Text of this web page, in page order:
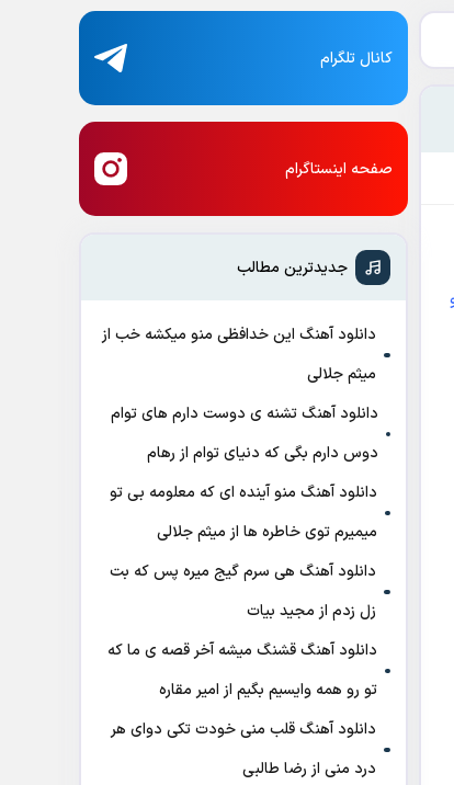
کانال تلگرام
صفحه اینستاگرام
جدیدترین مطالب
دانلود آهنگ این خدافظی منو میکشه خب از
میثم جلالی
دانلود آهنگ تشنه ی دوست دارم های توام
دوس دارم بگی که دنیای توام از رهام
دانلود آهنگ منو آینده ای که معلومه بی تو
میمیرم توی خاطره ها از میثم جلالی
دانلود آهنگ هی سرم گیج میره‌ پس که بت
زل زدم از مجید بیات
دانلود آهنگ ﻗﺸﻨﮓ ﻣﻴﺸﻪ آﺧﺮ ﻗﺼﻪ ی ﻣﺎ ﻛﻪ
ﺗﻮ رو ﻫﻤﻪ واﻳﺴﻴﻢ ﺑﮕﻴﻢ از امیر مقاره
دانلود آهنگ قلب منی خودت تکی دوای هر
درد منی از رضا طالبی